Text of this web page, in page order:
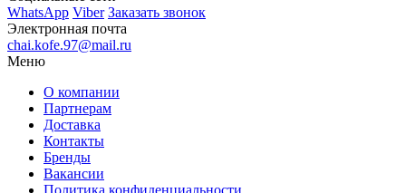
WhatsApp Viber Заказать звонок
Электронная почта
chai.kofe.97@mail.ru
Меню
О компании
Партнерам
Доставка
Контакты
Бренды
Вакансии
Политика конфиденциальности